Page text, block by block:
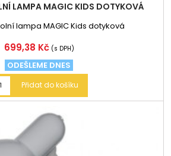
LAMPA MAGIC KIDS DOTYKOVÁ
lampa MAGIC Kids dotyková
Cena
699,38 Kč (s DPH)
ODEŠLEME DNES
Přidat do košíku